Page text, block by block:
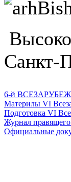
Санкт-
6-й
Материлы VI
Подготовка VI
Журнал правящего
Официальные